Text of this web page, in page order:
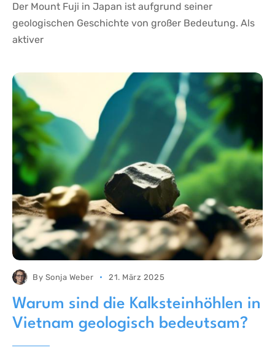
Der Mount Fuji in Japan ist aufgrund seiner
geologischen Geschichte von großer Bedeutung. Als
aktiver
By Sonja Weber 21. März 2025
Warum sind die Kalksteinhöhlen in
Vietnam geologisch bedeutsam?